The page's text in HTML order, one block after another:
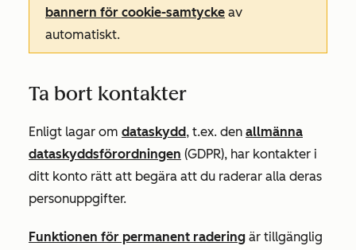
bannern för cookie-samtycke av
automatiskt.
Ta bort kontakter
Enligt lagar om dataskydd, t.ex. den allmänna
dataskyddsförordningen (GDPR), har kontakter i
ditt konto rätt att begära att du raderar alla deras
personuppgifter.
Funktionen för permanent radering är tillgänglig